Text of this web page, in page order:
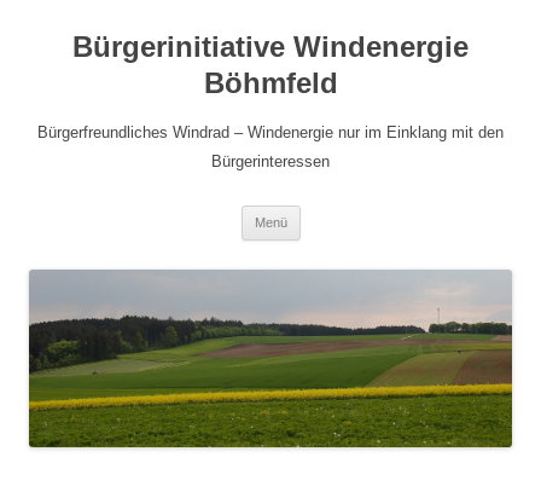
Bürgerinitiative Windenergie
Böhmfeld
Bürgerfreundliches Windrad – Windenergie nur im Einklang mit den
Bürgerinteressen
Menü